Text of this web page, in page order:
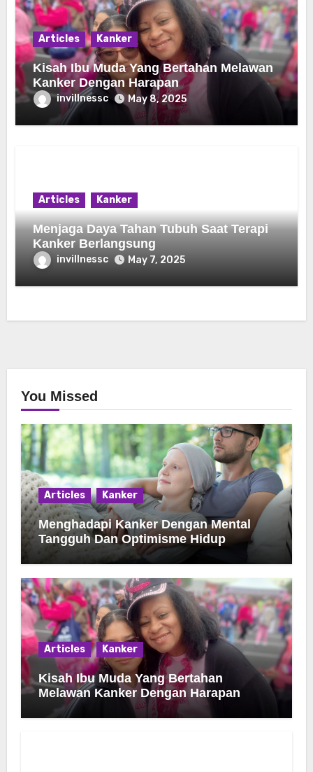
Articles Kanker
Kisah Ibu Muda Yang Bertahan Melawan
Kanker Dengan Harapan
invillnessc May 8, 2025
Articles Kanker
Menjaga Daya Tahan Tubuh Saat Terapi
Kanker Berlangsung
invillnessc May 7, 2025
You Missed
Articles Kanker
Menghadapi Kanker Dengan Mental
Tangguh Dan Optimisme Hidup
Articles Kanker
Kisah Ibu Muda Yang Bertahan
Melawan Kanker Dengan Harapan